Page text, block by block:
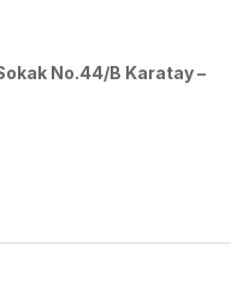
No.44/B Karatay –